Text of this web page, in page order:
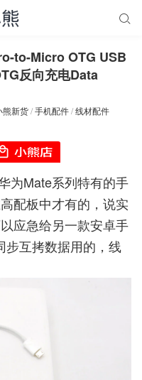

to-Micro OTG USB
反向充电Data
熊新货/手机配件/线材配件
为Mate系列特有的手
配板中才有的，说实
应急给另一款安卓手
步互拷数据用的，线